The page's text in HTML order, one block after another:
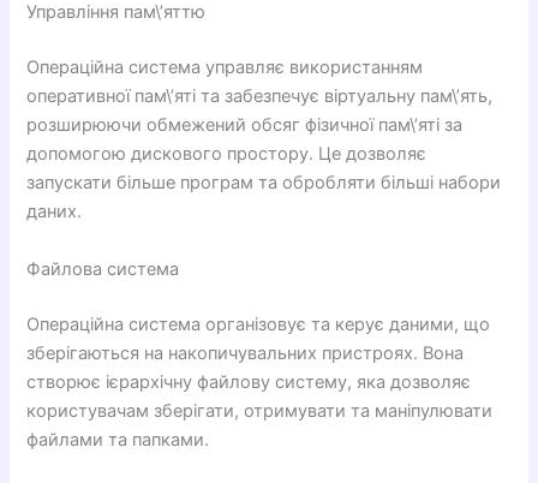
Управління пам\’яттю
Операційна система управляє використанням
оперативної пам\’яті та забезпечує віртуальну пам\’ять,
розширюючи обмежений обсяг фізичної пам\’яті за
допомогою дискового простору. Це дозволяє
запускати більше програм та обробляти більші набори
даних.
Файлова система
Операційна система організовує та керує даними, що
зберігаються на накопичувальних пристроях. Вона
створює ієрархічну файлову систему, яка дозволяє
користувачам зберігати, отримувати та маніпулювати
файлами та папками.